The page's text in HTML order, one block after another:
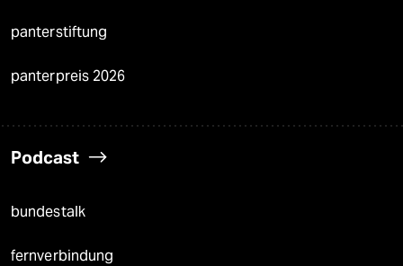
panterstiftung
panterpreis 2026
Podcast
bundestalk
fernverbindung